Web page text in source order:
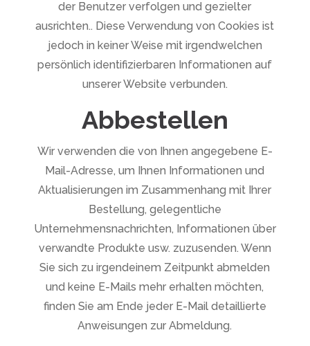
der Benutzer verfolgen und gezielter
ausrichten.. Diese Verwendung von Cookies ist
jedoch in keiner Weise mit irgendwelchen
persönlich identifizierbaren Informationen auf
unserer Website verbunden.
Abbestellen
Wir verwenden die von Ihnen angegebene E-
Mail-Adresse, um Ihnen Informationen und
Aktualisierungen im Zusammenhang mit Ihrer
Bestellung, gelegentliche
Unternehmensnachrichten, Informationen über
verwandte Produkte usw. zuzusenden. Wenn
Sie sich zu irgendeinem Zeitpunkt abmelden
und keine E-Mails mehr erhalten möchten,
finden Sie am Ende jeder E-Mail detaillierte
Anweisungen zur Abmeldung.